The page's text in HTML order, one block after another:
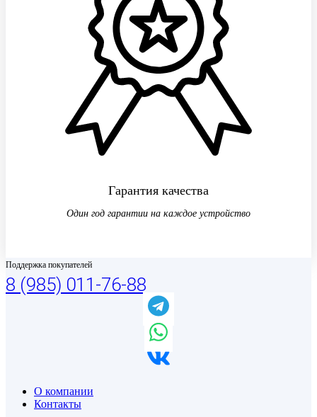
Гарантия качества
Один год гарантии на каждое устройство
Поддержка покупателей
8 (985) 011-76-88
О компании
Контакты